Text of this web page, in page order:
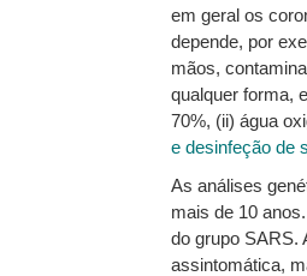
em geral os
depende, por
mãos,
qualquer forma,
70%, (ii) água
e desinfeção de
As análises
mais de 10
do grupo SARS.
assintomática,